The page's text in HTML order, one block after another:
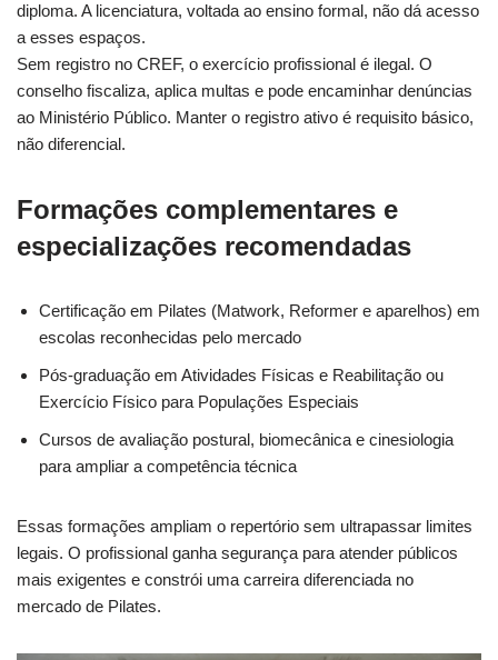
diploma. A licenciatura, voltada ao ensino formal, não dá acesso
a esses espaços.
Sem registro no CREF, o exercício profissional é ilegal. O
conselho fiscaliza, aplica multas e pode encaminhar denúncias
ao Ministério Público. Manter o registro ativo é requisito básico,
não diferencial.
Formações complementares e
especializações recomendadas
Certificação em Pilates (Matwork, Reformer e aparelhos) em
escolas reconhecidas pelo mercado
Pós-graduação em Atividades Físicas e Reabilitação ou
Exercício Físico para Populações Especiais
Cursos de avaliação postural, biomecânica e cinesiologia
para ampliar a competência técnica
Essas formações ampliam o repertório sem ultrapassar limites
legais. O profissional ganha segurança para atender públicos
mais exigentes e constrói uma carreira diferenciada no
mercado de Pilates.